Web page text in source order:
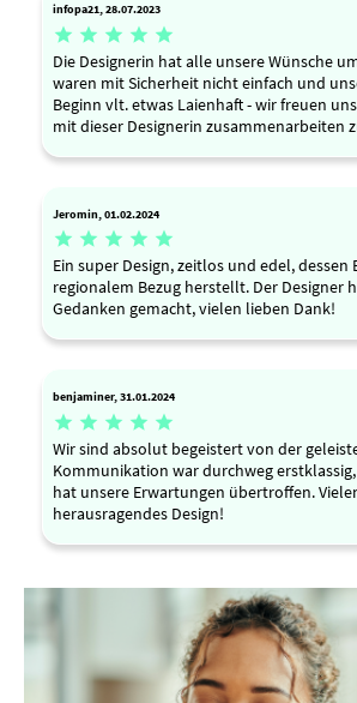
infopa21, 28.07.2023
    
Die Designerin hat alle unsere Wünsche
waren mit Sicherheit nicht einfach und
Beginn vlt. etwas Laienhaft - wir freuen
mit dieser Designerin zusammenarbeiten
Jeromin, 01.02.2024
    
Ein super Design, zeitlos und edel, dessen
regionalem Bezug herstellt. Der Designer
Gedanken gemacht, vielen lieben Dank!
benjaminer, 31.01.2024
    
Wir sind absolut begeistert von der
Kommunikation war durchweg
hat unsere Erwartungen übertroffen.
herausragendes Design!